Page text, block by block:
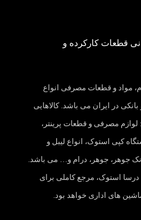
قطعات کارکرده و
مواد و قطعات مصرفی انواع
در ایران می باشد. کالاهایی
لوازم مصرفی و قطعات پرینتر،
کپی استوک، انواع لیبل و
جوهر، جوهر، درام و… می باشد.
استوک، مرجع کاملی برای
های اداری خواهد بود.